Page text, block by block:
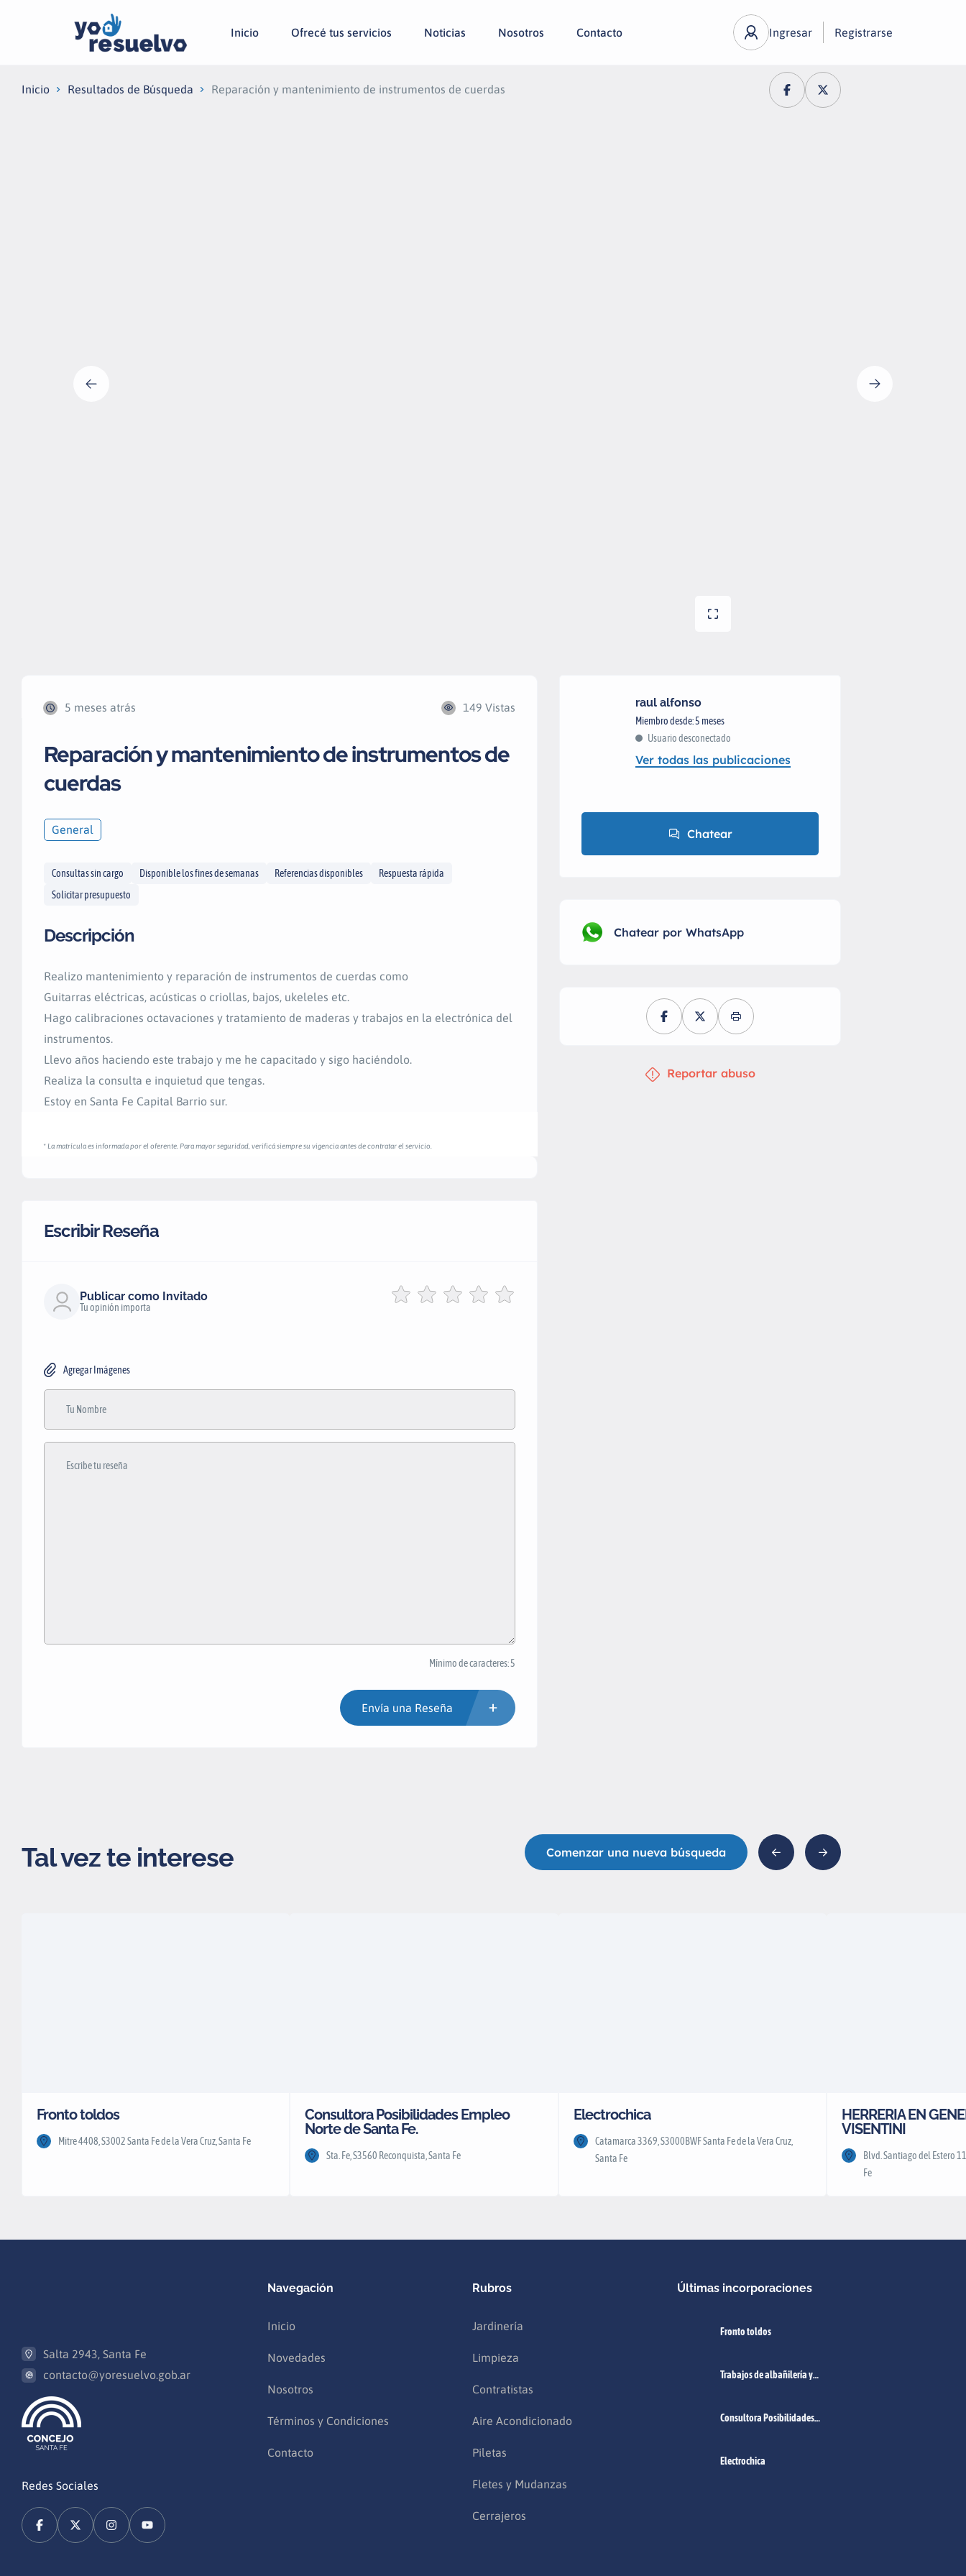
Inicio Ofrecé tus servicios Noticias Nosotros Contacto Ingresar Registrarse
Inicio Resultados de Búsqueda Reparación y mantenimiento de instrumentos de cuerdas
5 meses atrás 149 Vistas
Reparación y mantenimiento de instrumentos de
cuerdas
General
Consultas sin cargo Disponible los fines de semanas Referencias disponibles
Respuesta rápida
Solicitar presupuesto
Descripción
Realizo mantenimiento y reparación de instrumentos de cuerdas como
Guitarras eléctricas, acústicas o criollas, bajos, ukeleles etc.
Hago calibraciones octavaciones y tratamiento de maderas y trabajos en la electrónica del
instrumentos.
Llevo años haciendo este trabajo y me he capacitado y sigo haciéndolo.
Realiza la consulta e inquietud que tengas.
Estoy en Santa Fe Capital Barrio sur.
* La matrícula es informada por el oferente. Para mayor seguridad, verificá siempre su vigencia antes de contratar el servicio.
Escribir Reseña
Publicar como Invitado
Tu opinión importa
Agregar Imágenes
Mínimo de caracteres: 5
Envía una Reseña
raul alfonso
Miembro desde: 5 meses
Usuario desconectado
Ver todas las publicaciones
Chatear
Chatear por WhatsApp
Reportar abuso
Tal vez te interese Comenzar una nueva búsqueda
Fronto toldos
Mitre 4408, S3002 Santa Fe de la Vera Cruz, Santa Fe
Consultora Posibilidades Empleo
Norte de Santa Fe.
Sta. Fe, S3560 Reconquista, Santa Fe
Electrochica
Catamarca 3369, S3000BWF Santa Fe de la Vera Cruz,
Santa Fe
HERRERIA EN
VISENTINI
Blvd. Santiago del Estero
Fe
Salta 2943, Santa Fe
contacto@yoresuelvo.gob.ar
Redes Sociales
Navegación
Inicio
Novedades
Nosotros
Términos y Condiciones
Contacto
Rubros
Jardinería
Limpieza
Contratistas
Aire Acondicionado
Piletas
Fletes y Mudanzas
Cerrajeros
Últimas incorporaciones
Fronto toldos
Trabajos de albañilería y
Consultora Posibilidades
Electrochica